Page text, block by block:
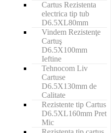
Cartus Rezistenta
electrica tip tub
D6.5XL80mm
Vindem Rezistenţe
Cartuş
D6.5X100mm
Ieftine
Tehnocom Liv
Cartuse
D6.5X130mm de
Calitate
Rezistente tip Cartus
D6.5XL160mm Pret
Mic